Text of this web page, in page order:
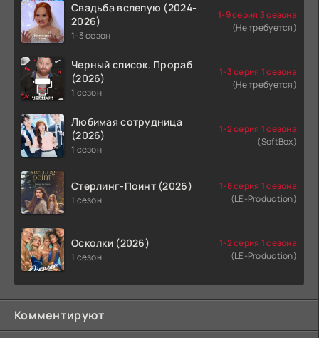
Свадьба вслепую (2024-
2026)
1-3 сезон
1-9 серия 3 сезона
(Не требуется)
Черный список. Прораб
(2026)
1 сезон
1-3 серия 1 сезона
(Не требуется)
Любимая сотрудница
(2026)
1 сезон
1-2 серия 1 сезона
(SoftBox)
Стерлинг-Поинт (2026)
1 сезон
1-8 серия 1 сезона
(LE-Production)
Осколки (2026)
1 сезон
1-2 серия 1 сезона
(LE-Production)
Комментируют